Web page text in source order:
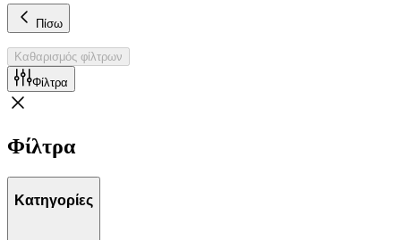
Πίσω
Καθαρισμός φίλτρων
Φίλτρα
Φίλτρα
Κατηγορίες